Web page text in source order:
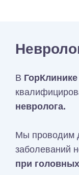
В ГорКлинике
невролога.
Мы проводим
заболеваний
при